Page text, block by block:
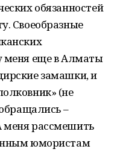
обязанностей
Своеобразные
меня еще в Алматы
замашки, и
(не
–
меня рассмешить
юмористам